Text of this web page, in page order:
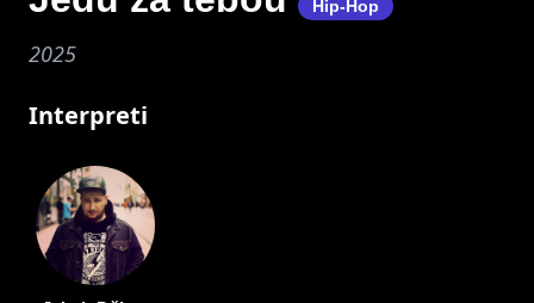
Hip-Hop
2025
Interpreti